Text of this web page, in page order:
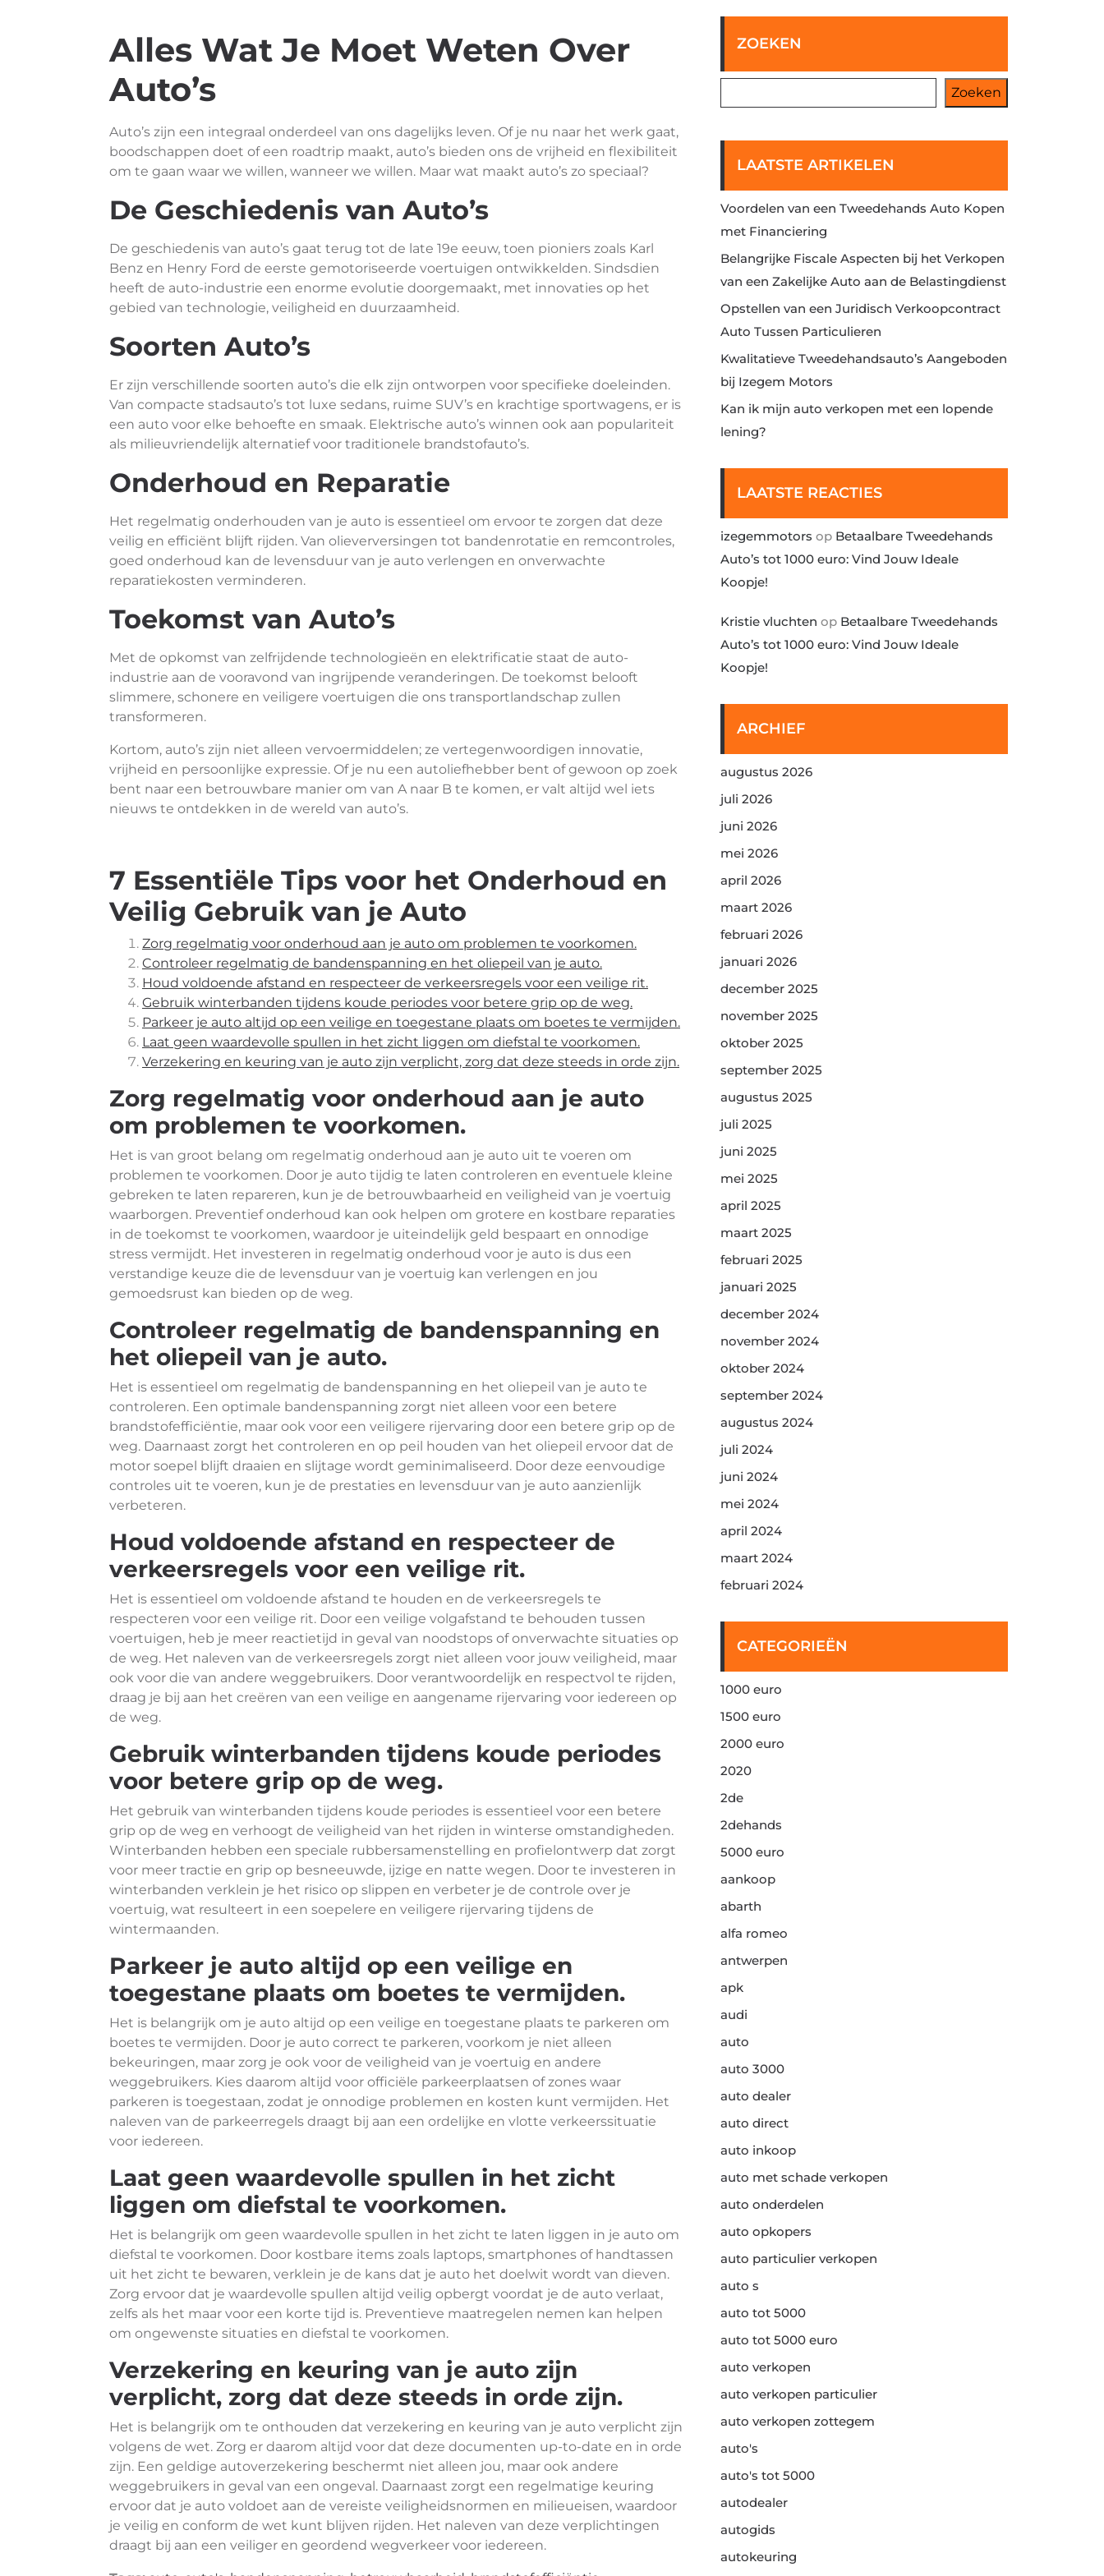
Alles Wat Je Moet Weten Over
Auto’s
Auto’s zijn een integraal onderdeel van ons dagelijks leven. Of je nu naar het werk gaat,
boodschappen doet of een roadtrip maakt, auto’s bieden ons de vrijheid en flexibiliteit
om te gaan waar we willen, wanneer we willen. Maar wat maakt auto’s zo speciaal?
De Geschiedenis van Auto’s
De geschiedenis van auto’s gaat terug tot de late 19e eeuw, toen pioniers zoals Karl
Benz en Henry Ford de eerste gemotoriseerde voertuigen ontwikkelden. Sindsdien
heeft de auto-industrie een enorme evolutie doorgemaakt, met innovaties op het
gebied van technologie, veiligheid en duurzaamheid.
Soorten Auto’s
Er zijn verschillende soorten auto’s die elk zijn ontworpen voor specifieke doeleinden.
Van compacte stadsauto’s tot luxe sedans, ruime SUV’s en krachtige sportwagens, er is
een auto voor elke behoefte en smaak. Elektrische auto’s winnen ook aan populariteit
als milieuvriendelijk alternatief voor traditionele brandstofauto’s.
Onderhoud en Reparatie
Het regelmatig onderhouden van je auto is essentieel om ervoor te zorgen dat deze
veilig en efficiënt blijft rijden. Van olieverversingen tot bandenrotatie en remcontroles,
goed onderhoud kan de levensduur van je auto verlengen en onverwachte
reparatiekosten verminderen.
Toekomst van Auto’s
Met de opkomst van zelfrijdende technologieën en elektrificatie staat de auto-
industrie aan de vooravond van ingrijpende veranderingen. De toekomst belooft
slimmere, schonere en veiligere voertuigen die ons transportlandschap zullen
transformeren.
Kortom, auto’s zijn niet alleen vervoermiddelen; ze vertegenwoordigen innovatie,
vrijheid en persoonlijke expressie. Of je nu een autoliefhebber bent of gewoon op zoek
bent naar een betrouwbare manier om van A naar B te komen, er valt altijd wel iets
nieuws te ontdekken in de wereld van auto’s.
7 Essentiële Tips voor het Onderhoud en
Veilig Gebruik van je Auto
Zorg regelmatig voor onderhoud aan je auto om problemen te voorkomen.
Controleer regelmatig de bandenspanning en het oliepeil van je auto.
Houd voldoende afstand en respecteer de verkeersregels voor een veilige rit.
Gebruik winterbanden tijdens koude periodes voor betere grip op de weg.
Parkeer je auto altijd op een veilige en toegestane plaats om boetes te vermijden.
Laat geen waardevolle spullen in het zicht liggen om diefstal te voorkomen.
Verzekering en keuring van je auto zijn verplicht, zorg dat deze steeds in orde zijn.
Zorg regelmatig voor onderhoud aan je auto
om problemen te voorkomen.
Het is van groot belang om regelmatig onderhoud aan je auto uit te voeren om
problemen te voorkomen. Door je auto tijdig te laten controleren en eventuele kleine
gebreken te laten repareren, kun je de betrouwbaarheid en veiligheid van je voertuig
waarborgen. Preventief onderhoud kan ook helpen om grotere en kostbare reparaties
in de toekomst te voorkomen, waardoor je uiteindelijk geld bespaart en onnodige
stress vermijdt. Het investeren in regelmatig onderhoud voor je auto is dus een
verstandige keuze die de levensduur van je voertuig kan verlengen en jou
gemoedsrust kan bieden op de weg.
Controleer regelmatig de bandenspanning en
het oliepeil van je auto.
Het is essentieel om regelmatig de bandenspanning en het oliepeil van je auto te
controleren. Een optimale bandenspanning zorgt niet alleen voor een betere
brandstofefficiëntie, maar ook voor een veiligere rijervaring door een betere grip op de
weg. Daarnaast zorgt het controleren en op peil houden van het oliepeil ervoor dat de
motor soepel blijft draaien en slijtage wordt geminimaliseerd. Door deze eenvoudige
controles uit te voeren, kun je de prestaties en levensduur van je auto aanzienlijk
verbeteren.
Houd voldoende afstand en respecteer de
verkeersregels voor een veilige rit.
Het is essentieel om voldoende afstand te houden en de verkeersregels te
respecteren voor een veilige rit. Door een veilige volgafstand te behouden tussen
voertuigen, heb je meer reactietijd in geval van noodstops of onverwachte situaties op
de weg. Het naleven van de verkeersregels zorgt niet alleen voor jouw veiligheid, maar
ook voor die van andere weggebruikers. Door verantwoordelijk en respectvol te rijden,
draag je bij aan het creëren van een veilige en aangename rijervaring voor iedereen op
de weg.
Gebruik winterbanden tijdens koude periodes
voor betere grip op de weg.
Het gebruik van winterbanden tijdens koude periodes is essentieel voor een betere
grip op de weg en verhoogt de veiligheid van het rijden in winterse omstandigheden.
Winterbanden hebben een speciale rubbersamenstelling en profielontwerp dat zorgt
voor meer tractie en grip op besneeuwde, ijzige en natte wegen. Door te investeren in
winterbanden verklein je het risico op slippen en verbeter je de controle over je
voertuig, wat resulteert in een soepelere en veiligere rijervaring tijdens de
wintermaanden.
Parkeer je auto altijd op een veilige en
toegestane plaats om boetes te vermijden.
Het is belangrijk om je auto altijd op een veilige en toegestane plaats te parkeren om
boetes te vermijden. Door je auto correct te parkeren, voorkom je niet alleen
bekeuringen, maar zorg je ook voor de veiligheid van je voertuig en andere
weggebruikers. Kies daarom altijd voor officiële parkeerplaatsen of zones waar
parkeren is toegestaan, zodat je onnodige problemen en kosten kunt vermijden. Het
naleven van de parkeerregels draagt bij aan een ordelijke en vlotte verkeerssituatie
voor iedereen.
Laat geen waardevolle spullen in het zicht
liggen om diefstal te voorkomen.
Het is belangrijk om geen waardevolle spullen in het zicht te laten liggen in je auto om
diefstal te voorkomen. Door kostbare items zoals laptops, smartphones of handtassen
uit het zicht te bewaren, verklein je de kans dat je auto het doelwit wordt van dieven.
Zorg ervoor dat je waardevolle spullen altijd veilig opbergt voordat je de auto verlaat,
zelfs als het maar voor een korte tijd is. Preventieve maatregelen nemen kan helpen
om ongewenste situaties en diefstal te voorkomen.
Verzekering en keuring van je auto zijn
verplicht, zorg dat deze steeds in orde zijn.
Het is belangrijk om te onthouden dat verzekering en keuring van je auto verplicht zijn
volgens de wet. Zorg er daarom altijd voor dat deze documenten up-to-date en in orde
zijn. Een geldige autoverzekering beschermt niet alleen jou, maar ook andere
weggebruikers in geval van een ongeval. Daarnaast zorgt een regelmatige keuring
ervoor dat je auto voldoet aan de vereiste veiligheidsnormen en milieueisen, waardoor
je veilig en conform de wet kunt blijven rijden. Het naleven van deze verplichtingen
draagt bij aan een veiliger en geordend wegverkeer voor iedereen.
ZOEKEN
Zoeken
LAATSTE ARTIKELEN
Voordelen van een Tweedehands Auto Kopen
met Financiering
Belangrijke Fiscale Aspecten bij het Verkopen
van een Zakelijke Auto aan de Belastingdienst
Opstellen van een Juridisch Verkoopcontract
Auto Tussen Particulieren
Kwalitatieve Tweedehandsauto’s Aangeboden
bij Izegem Motors
Kan ik mijn auto verkopen met een lopende
lening?
LAATSTE REACTIES
izegemmotors op Betaalbare Tweedehands
Auto’s tot 1000 euro: Vind Jouw Ideale
Koopje!
Kristie vluchten op Betaalbare Tweedehands
Auto’s tot 1000 euro: Vind Jouw Ideale
Koopje!
ARCHIEF
augustus 2026
juli 2026
juni 2026
mei 2026
april 2026
maart 2026
februari 2026
januari 2026
december 2025
november 2025
oktober 2025
september 2025
augustus 2025
juli 2025
juni 2025
mei 2025
april 2025
maart 2025
februari 2025
januari 2025
december 2024
november 2024
oktober 2024
september 2024
augustus 2024
juli 2024
juni 2024
mei 2024
april 2024
maart 2024
februari 2024
CATEGORIEËN
1000 euro
1500 euro
2000 euro
2020
2de
2dehands
5000 euro
aankoop
abarth
alfa romeo
antwerpen
apk
audi
auto
auto 3000
auto dealer
auto direct
auto inkoop
auto met schade verkopen
auto onderdelen
auto opkopers
auto particulier verkopen
auto s
auto tot 5000
auto tot 5000 euro
auto verkopen
auto verkopen particulier
auto verkopen zottegem
auto's
auto's tot 5000
autodealer
autogids
autokeuring